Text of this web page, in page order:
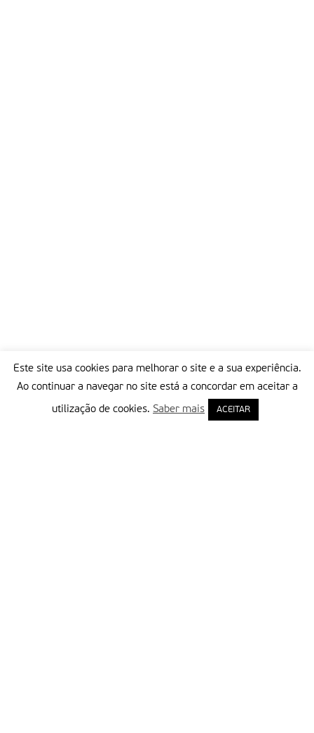
Este site usa cookies para melhorar o site e a sua experiência.
Ao continuar a navegar no site está a concordar em aceitar a
utilização de cookies. Saber mais ACEITAR